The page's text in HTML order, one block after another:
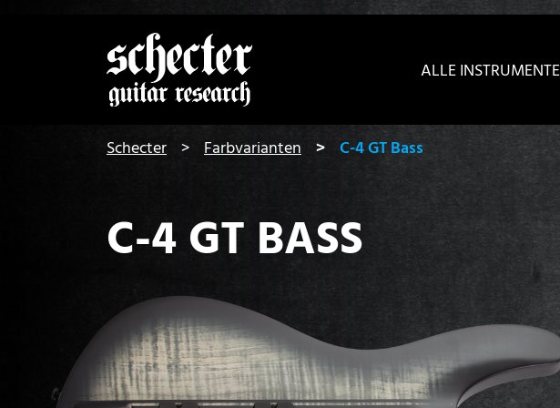
Zeige besser passende
ALLE INSTRUMENTE
Schecter Farbvarianten C-4 GT Bass
C-4 GT BASS